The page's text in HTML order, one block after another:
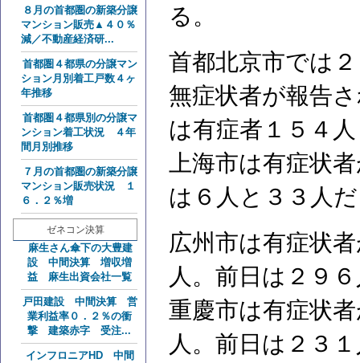
８月の首都圏の新築分譲
マンション販売▲４０％
減／不動産経済研...
首都圏４都県の分譲マン
ション月別着工戸数４ヶ
年推移
首都圏４都県別の分譲マ
ンション着工状況 ４年
間月別推移
７月の首都圏の新築分譲
マンション販売状況 １
６．２％増
ゼネコン決算
麻生さん傘下の大豊建
設 中間決算 増収増
益 麻生出資会社一覧
戸田建設 中間決算 営
業利益率０．２％の衝
撃 建築赤字 受注...
インフロニアHD 中間
る。
首都北京市では
無症状者が報告
は有症者１５４
上海市は有症状
は６人と３３人
広州市は有症状
人。前日は２９
重慶市は有症状
人。前日は２３